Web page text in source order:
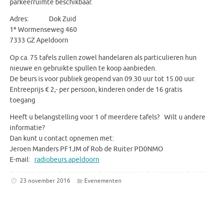
parkeerruimte beschikbaar.
Adres: Dok Zuid
1e Wormenseweg 460
7333 GZ Apeldoorn
Op ca. 75 tafels zullen zowel handelaren als particulieren hun
nieuwe en gebruikte spullen te koop aanbieden.
De beurs is voor publiek geopend van 09.30 uur tot 15.00 uur.
Entreeprijs € 2,- per persoon, kinderen onder de 16 gratis
toegang
Heeft u belangstelling voor 1 of meerdere tafels? Wilt u andere
informatie?
Dan kunt u contact opnemen met:
Jeroen Manders PF1JM of Rob de Ruiter PD0NMO
E-mail: radiobeurs.apeldoorn
23 november 2016 Evenementen